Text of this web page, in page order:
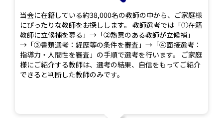
当会に在籍している約38,000名の教師の中から、ご家庭様
にぴったりな教師をお探しします。 教師選考では「①在籍
教師に立候補を募る」→「②熱意のある教師が立候補」
→「③書類選考：経歴等の条件を審査」→「④面接選考：
指導力・人間性を審査」の手順で選考を行います。 ご家庭
様にご紹介する教師は、選考の結果、自信をもってご紹介
できると判断した教師のみです。